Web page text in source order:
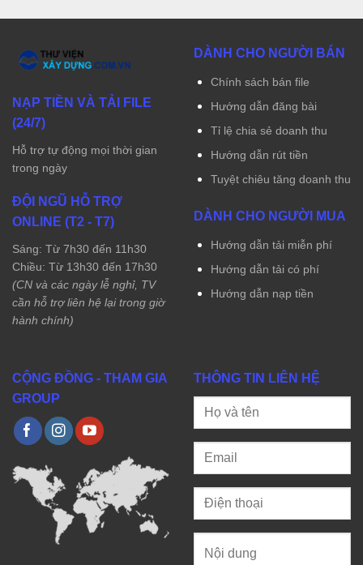
NẠP TIỀN VÀ TẢI FILE
(24/7)
Hỗ trợ tự động mọi thời gian
trong ngày
ĐỘI NGŨ HỖ TRỢ
ONLINE (T2 - T7)
Sáng: Từ 7h30 đến 11h30
Chiều: Từ 13h30 đến 17h30
(CN và các ngày lễ nghỉ, TV
cần hỗ trợ liên hệ lại trong giờ
hành chính)
DÀNH CHO NGƯỜI BÁN
Chính sách bán file
Hướng dẫn đăng bài
Tỉ lệ chia sẻ doanh thu
Hướng dẫn rút tiền
Tuyệt chiêu tăng doanh thu
DÀNH CHO NGƯỜI MUA
Hướng dẫn tải miễn phí
Hướng dẫn tải có phí
Hướng dẫn nạp tiền
CỘNG ĐỒNG - THAM GIA
GROUP
THÔNG TIN LIÊN HỆ